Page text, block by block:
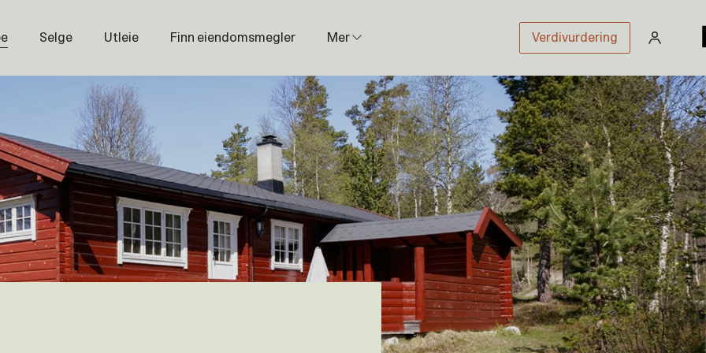
Selge Utleie Finn eiendomsmegler Mer
Prisstatistikk
Næring
Nybygg
Magasin
Om oss
Åpenhetsloven
Prisliste
Karriere
Verdivurdering